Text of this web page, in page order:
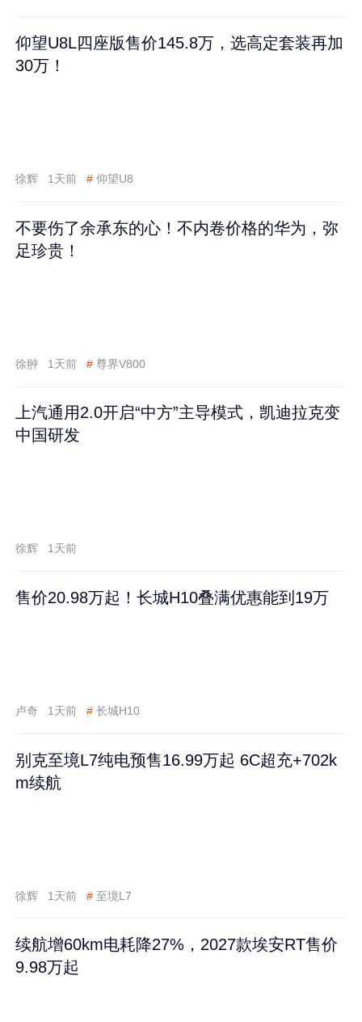
仰望U8L四座版售价145.8万，选高定套装再加
30万！
徐辉 1天前 # 仰望U8
不要伤了余承东的心！不内卷价格的华为，弥
足珍贵！
徐翀 1天前 # 尊界V800
上汽通用2.0开启“中方”主导模式，凯迪拉克变
中国研发
徐辉 1天前
售价20.98万起！长城H10叠满优惠能到19万
卢奇 1天前 # 长城H10
别克至境L7纯电预售16.99万起 6C超充+702k
m续航
徐辉 1天前 # 至境L7
续航增60km电耗降27%，2027款埃安RT售价
9.98万起